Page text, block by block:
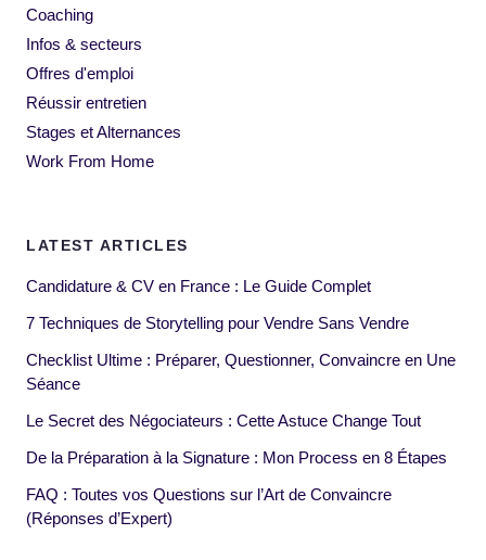
Coaching
Infos & secteurs
Offres d'emploi
Réussir entretien
Stages et Alternances
Work From Home
LATEST ARTICLES
Candidature & CV en France : Le Guide Complet
7 Techniques de Storytelling pour Vendre Sans Vendre
Checklist Ultime : Préparer, Questionner, Convaincre en Une
Séance
Le Secret des Négociateurs : Cette Astuce Change Tout
De la Préparation à la Signature : Mon Process en 8 Étapes
FAQ : Toutes vos Questions sur l’Art de Convaincre
(Réponses d’Expert)